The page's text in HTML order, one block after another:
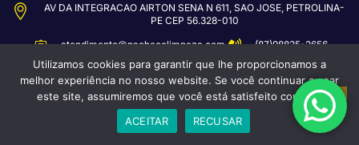
AV DA INTEGRACAO AIRTON SENA N 611, SAO JOSE, PETROLINA-
PE CEP 56.328-010
atendimento@pachecolimpeza.com
(87)98835-2656
(87) 98816-0812
Copyright © 2024 Pacheco, All rights reserved. Desenvolvido por Imagine.IDE
Utilizamos cookies para garantir que lhe proporcionamos a
melhor experiência no nosso website. Se você continuar a usar
este site, assumiremos que você está satisfeito com ele.
ACEITAR
RECUSAR